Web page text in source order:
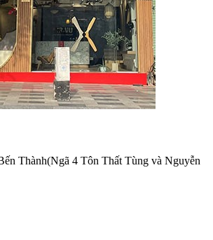
Thành(Ngã 4 Tôn Thất Tùng và Nguyễn